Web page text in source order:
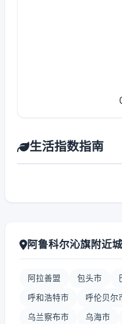
生活指数指南
阿鲁科尔沁旗附近
阿拉善盟 包头市
呼和浩特市 呼伦贝尔
乌兰察布市 乌海市